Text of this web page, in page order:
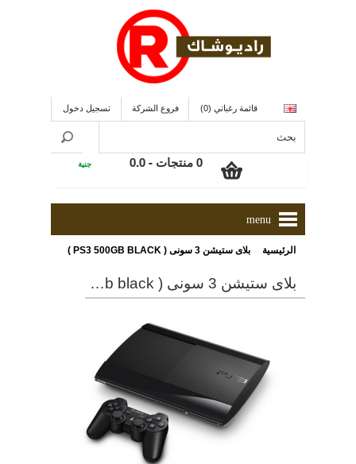
قائمة رغباتي (0) فروع الشركة تسجيل دخول
0 منتجات - 0.0 جنية
menu
الرئيسية بلاى ستيشن 3 سونى ( PS3 500GB BLACK )
بلاى ستيشن 3 سونى ( ps3 500gb black )